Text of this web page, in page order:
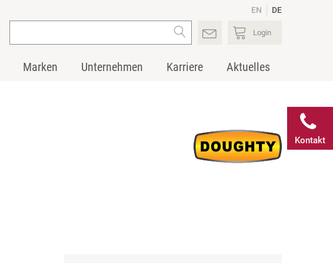
EN DE
Login
Marken Unternehmen Karriere Aktuelles
Kontakt